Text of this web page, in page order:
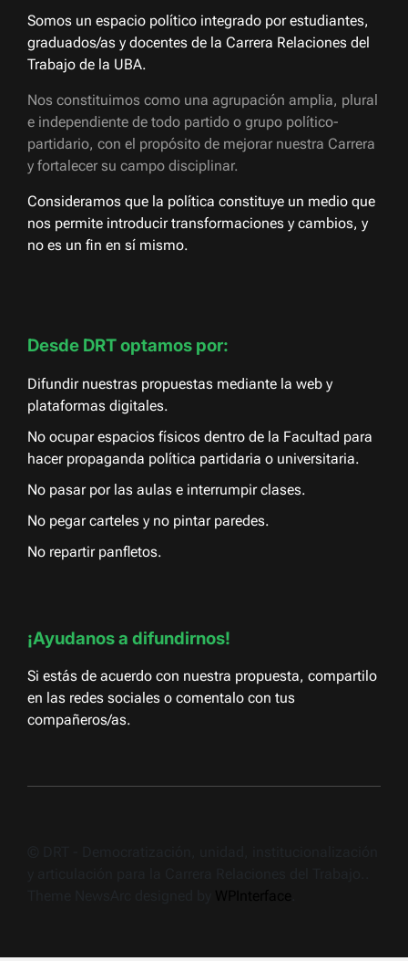
Somos un espacio político integrado por estudiantes,
graduados/as y docentes de la Carrera Relaciones del
Trabajo de la UBA.
Nos constituimos como una agrupación amplia, plural
e independiente de todo partido o grupo político-
partidario, con el propósito de mejorar nuestra Carrera
y fortalecer su campo disciplinar.
Consideramos que la política constituye un medio que
nos permite introducir transformaciones y cambios, y
no es un fin en sí mismo.
Desde DRT optamos por:
Difundir nuestras propuestas mediante la web y
plataformas digitales.
No ocupar espacios físicos dentro de la Facultad para
hacer propaganda política partidaria o universitaria.
No pasar por las aulas e interrumpir clases.
No pegar carteles y no pintar paredes.
No repartir panfletos.
¡Ayudanos a difundirnos!
Si estás de acuerdo con nuestra propuesta, compartilo
en las redes sociales o comentalo con tus
compañeros/as.